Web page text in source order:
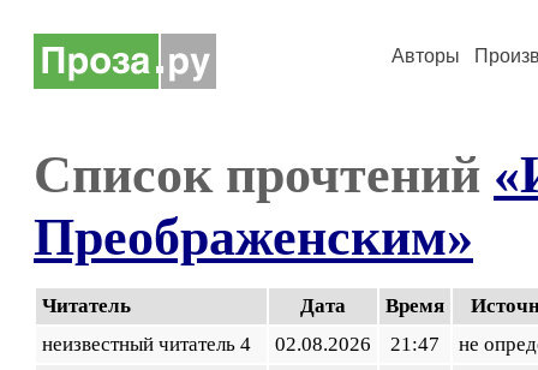
Авторы
Список прочтений
Преображенским»
Читатель Дата Время
неизвестный читатель 4
02.08.2026 21:47
не